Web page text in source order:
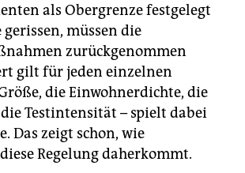
als Obergrenze festgelegt
müssen die
zurückgenommen
gilt für jeden einzelnen
die Einwohnerdichte, die
Testintensität – spielt dabei
Das zeigt schon, wie
Regelung daherkommt.